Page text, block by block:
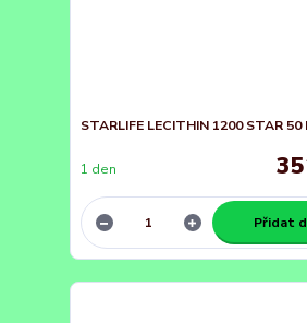
STARLIFE LECITHIN 1200 STAR
1 den
Přidat